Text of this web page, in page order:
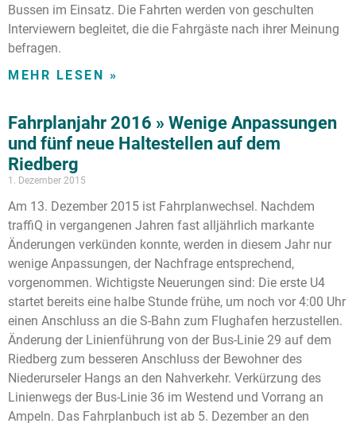
Bussen im Einsatz. Die Fahrten werden von geschulten
Interviewern begleitet, die die Fahrgäste nach ihrer Meinung
befragen.
MEHR LESEN »
Fahrplanjahr 2016 » Wenige Anpassungen
und fünf neue Haltestellen auf dem
Riedberg
1. Dezember 2015
Am 13. Dezember 2015 ist Fahrplanwechsel. Nachdem
traffiQ in vergangenen Jahren fast alljährlich markante
Änderungen verkünden konnte, werden in diesem Jahr nur
wenige Anpassungen, der Nachfrage entsprechend,
vorgenommen. Wichtigste Neuerungen sind: Die erste U4
startet bereits eine halbe Stunde frühe, um noch vor 4:00 Uhr
einen Anschluss an die S-Bahn zum Flughafen herzustellen.
Änderung der Linienführung von der Bus-Linie 29 auf dem
Riedberg zum besseren Anschluss der Bewohner des
Niederurseler Hangs an den Nahverkehr. Verkürzung des
Linienwegs der Bus-Linie 36 im Westend und Vorrang an
Ampeln. Das Fahrplanbuch ist ab 5. Dezember an den